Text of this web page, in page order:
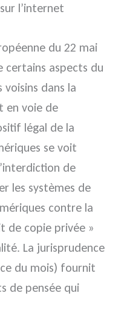
l’internet
du 22 mai
certains aspects du
dans la
en voie de
légal de la
se voit
de
les systèmes de
contre la
de copie privée »
La jurisprudence
du mois) fournit
de pensée qui